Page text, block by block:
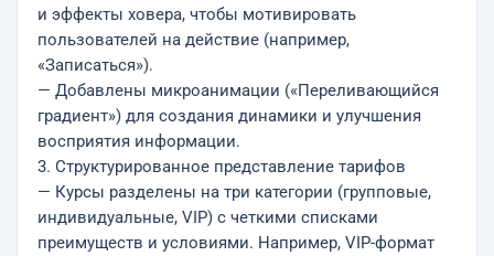
и эффекты ховера, чтобы мотивировать
пользователей на действие (например,
«Записаться»).
— Добавлены микроанимации («Переливающийся
градиент») для создания динамики и улучшения
восприятия информации.
3. Структурированное представление тарифов
— Курсы разделены на три категории (групповые,
индивидуальные, VIP) с четкими списками
преимуществ и условиями. Например, VIP-формат